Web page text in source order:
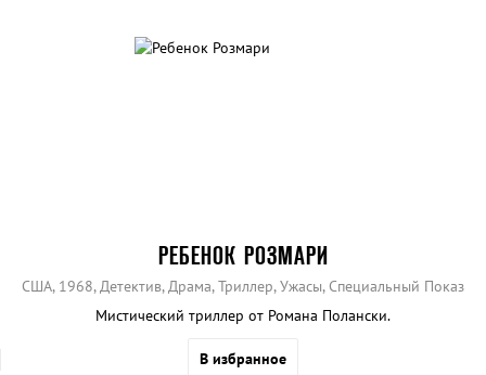
РЕБЕНОК РОЗМАРИ
США, 1968, Детектив, Драма, Триллер, Ужасы, Специальный Показ
Мистический триллер от Романа Полански.
В избранное